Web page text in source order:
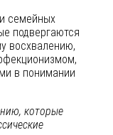
семейных
подвергаются
восхвалению,
в понимании
которые